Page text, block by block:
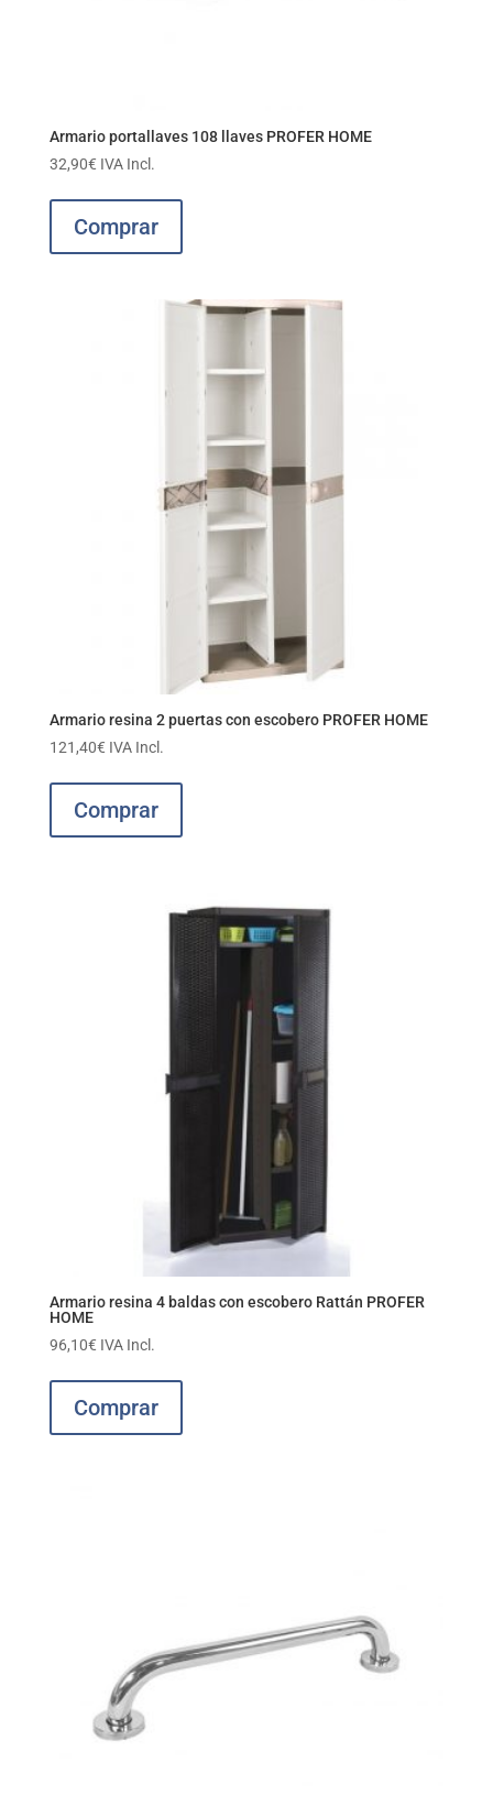
Armario portallaves 108 llaves PROFER HOME
32,90€ IVA Incl.
Comprar
Armario resina 2 puertas con escobero PROFER HOME
121,40€ IVA Incl.
Comprar
Armario resina 4 baldas con escobero Rattán PROFER
HOME
96,10€ IVA Incl.
Comprar